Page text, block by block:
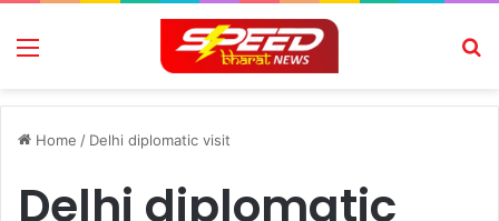
Menu
Home / Delhi diplomatic visit
Delhi diplomatic